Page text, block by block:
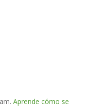
Aprende cómo se